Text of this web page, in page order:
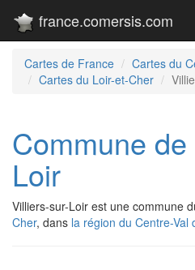
france.comersis.com
Cartes de France
Cartes du
Cartes du Loir-et-Cher
Commune
Loir
Villiers-sur-Loir est une commune
Cher, dans la région du Centre-Val